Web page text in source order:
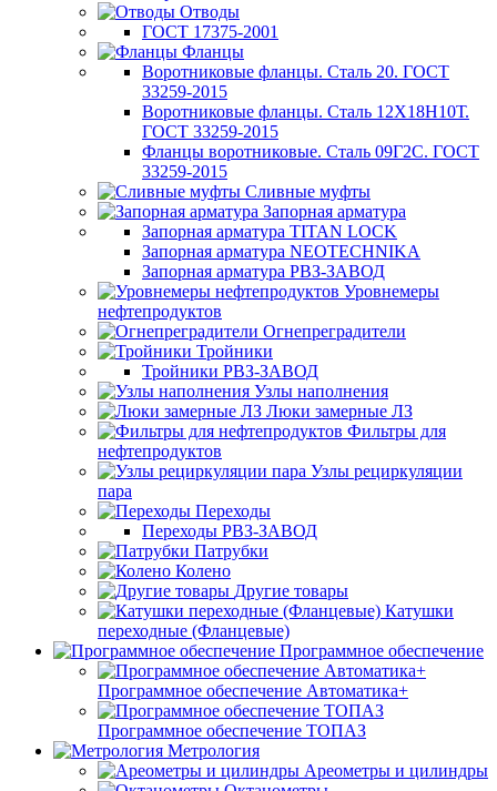
Отводы
ГОСТ 17375-2001
Фланцы
Воротниковые фланцы. Сталь 20. ГОСТ
33259-2015
Воротниковые фланцы. Сталь 12Х18Н10Т.
ГОСТ 33259-2015
Фланцы воротниковые. Сталь 09Г2С. ГОСТ
33259-2015
Сливные муфты
Запорная арматура
Запорная арматура TITAN LOCK
Запорная арматура NEOTECHNIKA
Запорная арматура РВЗ-ЗАВОД
Уровнемеры
нефтепродуктов
Огнепреградители
Тройники
Тройники РВЗ-ЗАВОД
Узлы наполнения
Люки замерные ЛЗ
Фильтры для
нефтепродуктов
Узлы рециркуляции
пара
Переходы
Переходы РВЗ-ЗАВОД
Патрубки
Колено
Другие товары
Катушки
переходные (Фланцевые)
Программное обеспечение
Программное обеспечение Автоматика+
Программное обеспечение ТОПАЗ
Метрология
Ареометры и цилиндры